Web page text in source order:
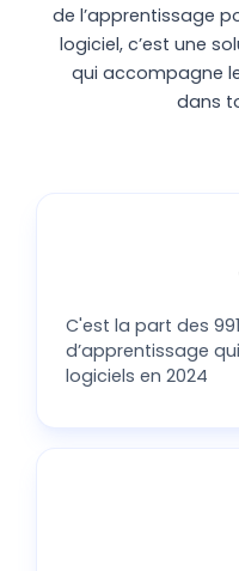
de l’apprentissage
logiciel, c’est une
qui accompagne
dans
C'est la part des
d’apprentissage
logiciels en 2024